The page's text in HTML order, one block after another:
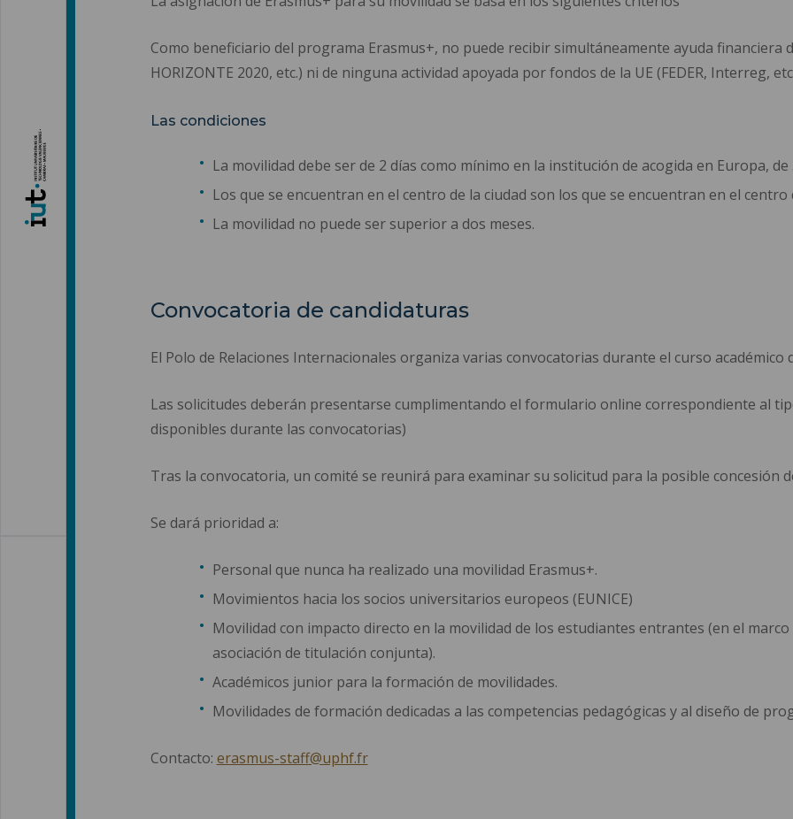
Como beneficiario del programa Erasmus+, no puede recibir simultáneamente ayuda financiera
HORIZONTE 2020, etc.) ni de ninguna actividad apoyada por fondos de la UE (FEDER, Interreg,
Las condiciones
La movilidad debe ser de 2 días como mínimo en la institución de acogida en Europa,
Los que se encuentran en el centro de la ciudad son los que se encuentran en el centro
La movilidad no puede ser superior a dos meses.
Convocatoria de candidaturas
El Polo de Relaciones Internacionales organiza varias convocatorias durante el curso
Las solicitudes deberán presentarse cumplimentando el formulario online correspondiente al
disponibles durante las convocatorias)
Tras la convocatoria, un comité se reunirá para examinar su solicitud para la posible concesión
Se dará prioridad a:
Personal que nunca ha realizado una movilidad Erasmus+.
Movimientos hacia los socios universitarios europeos (EUNICE)
Movilidad con impacto directo en la movilidad de los estudiantes entrantes (en el
asociación de titulación conjunta).
Académicos junior para la formación de movilidades.
Movilidades de formación dedicadas a las competencias pedagógicas y al diseño de
Contacto: erasmus-staff@uphf.fr